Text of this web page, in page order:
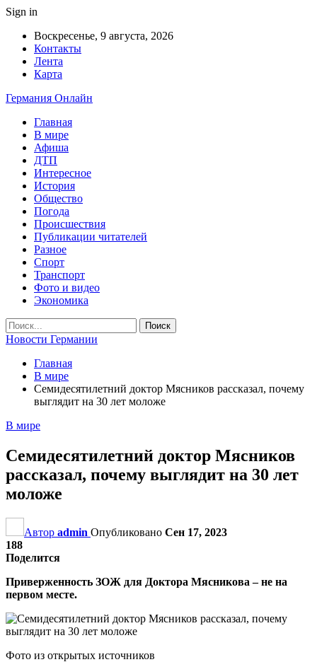
Sign in
Воскресенье, 9 августа, 2026
Контакты
Лента
Карта
Германия Онлайн
Главная
В мире
Афиша
ДТП
Интересное
История
Общество
Погода
Происшествия
Публикации читателей
Разное
Спорт
Транспорт
Фото и видео
Экономика
Новости Германии
Главная
В мире
Семидесятилетний доктор Мясников рассказал, почему
выглядит на 30 лет моложе
В мире
Семидесятилетний доктор Мясников
рассказал, почему выглядит на 30 лет
моложе
Автор admin Опубликовано Сен 17, 2023
188
Поделится
Приверженность ЗОЖ для Доктора Мясникова – не на
первом месте.
Фото из открытых источников